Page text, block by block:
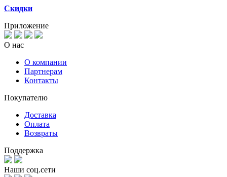
Скидки
Приложение
О нас
О компании
Партнерам
Контакты
Покупателю
Доставка
Оплата
Возвраты
Поддержка
Наши соц.сети